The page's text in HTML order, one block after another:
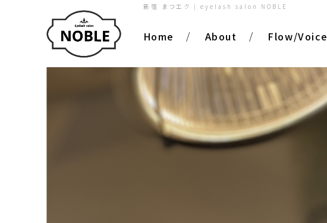
新宿 まつエク | eyelash salon NOBLE
Home About Flow/Voice